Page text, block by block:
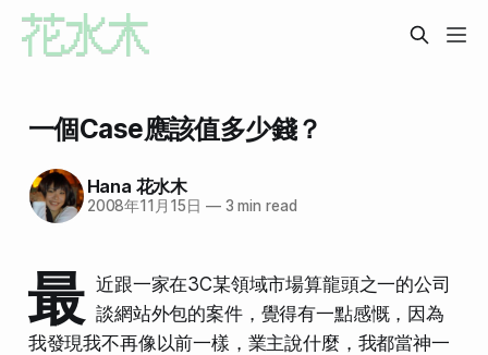
一個Case應該值多少錢？
Hana 花水木
2008年11月15日 —3 min read
最 近跟一家在3C某領域市場算龍頭之一的公司
談網站外包的案件， 覺得有一點感慨，因為
我發現我不再像以前一樣，業主說什麼，我都當神一